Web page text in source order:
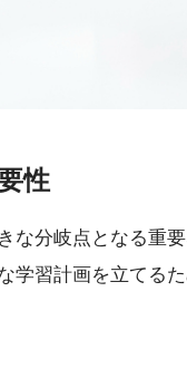
性
分岐点となる重
習計画を立てる